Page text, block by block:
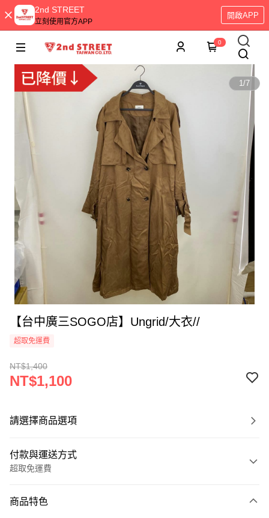
2nd STREET
立刻使用官方APP
開啟APP
0
1/7
【台中廣三SOGO店】Ungrid/大衣//
超取免運費
NT$1,400
NT$1,100
請選擇商品選項
付款與運送方式
超取免運費
信用卡一次付款
商品特色